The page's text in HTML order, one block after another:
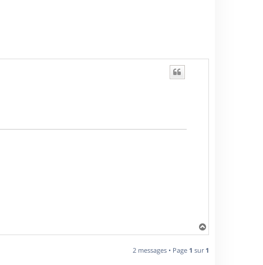
a
t
2 messages • Page 1 sur 1